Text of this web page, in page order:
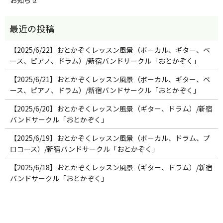
【2025/6/22】おとかぞくレッスン風景（ボーカル、ギター、ベ
ース、ピアノ、ドラム）/新宿バンドサークル「おとかぞく」
【2025/6/21】おとかぞくレッスン風景（ボーカル、ギター、ベ
ース、ピアノ、ドラム）/新宿バンドサークル「おとかぞく」
【2025/6/20】おとかぞくレッスン風景（ギター、ドラム）/新宿
バンドサークル「おとかぞく」
【2025/6/19】おとかぞくレッスン風景（ボーカル、ドラム、プ
ロコース）/新宿バンドサークル「おとかぞく」
【2025/6/18】おとかぞくレッスン風景（ギター、ドラム）/新宿
バンドサークル「おとかぞく」